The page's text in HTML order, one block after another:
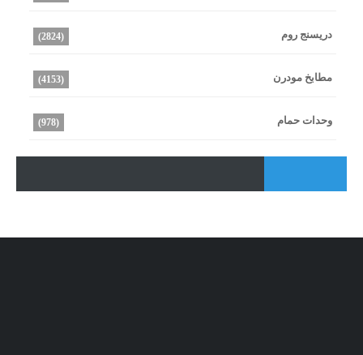
دريسنج روم (2824)
مطابخ مودرن (4153)
وحدات حمام (978)